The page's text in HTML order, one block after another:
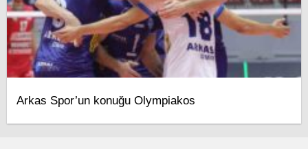
Arkas Spor’un konuğu Olympiakos